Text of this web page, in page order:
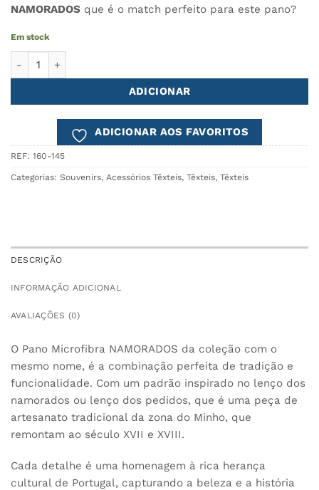
NAMORADOS que é o match perfeito para este pano?
Em stock
ADICIONAR
ADICIONAR AOS FAVORITOS
REF: 160-145
Categorias: Souvenirs, Acessórios Têxteis, Têxteis, Têxteis
DESCRIÇÃO
INFORMAÇÃO ADICIONAL
AVALIAÇÕES (0)
O Pano Microfibra NAMORADOS da coleção com o
mesmo nome, é a combinação perfeita de tradição e
funcionalidade. Com um padrão inspirado no lenço dos
namorados ou lenço dos pedidos, que é uma peça de
artesanato tradicional da zona do Minho, que
remontam ao século XVII e XVIII.
Cada detalhe é uma homenagem à rica herança
cultural de Portugal, capturando a beleza e a história